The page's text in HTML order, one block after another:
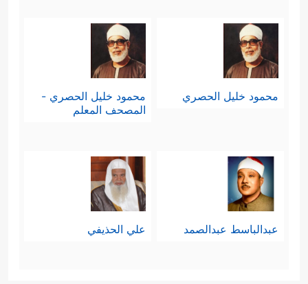
محمود خليل الحصري
محمود خليل الحصري -
المصحف المعلم
عبدالباسط عبدالصمد علي الحذيفي